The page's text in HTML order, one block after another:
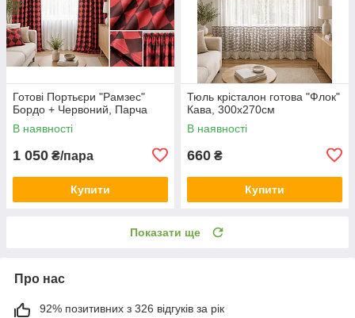
Готові Портьєри "Рамзес"
Бордо + Червоний, Парча
В наявності
1 050 ₴/пара
Купити
Тюль крісталон готова "Флок"
Кава, 300х270см
В наявності
660 ₴
Купити
Показати ще
Про нас
92% позитивних з 326 відгуків за рік